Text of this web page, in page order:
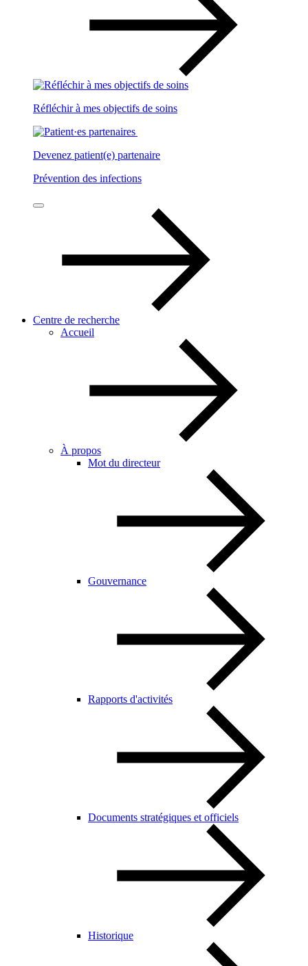
Réfléchir à mes objectifs de soins
Devenez patient(e) partenaire
Prévention des infections
Centre de recherche
Accueil
À propos
Mot du directeur
Gouvernance
Rapports d'activités
Documents stratégiques et officiels
Historique